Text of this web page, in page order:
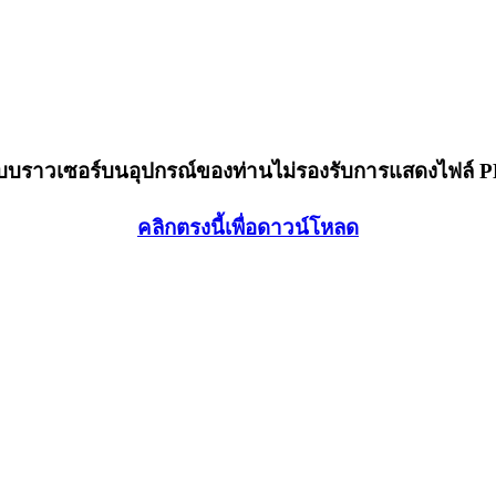
บราวเซอร์บนอุปกรณ์ของท่านไม่รองรับการแสดงไฟล์
คลิกตรงนี้เพื่อดาวน์โหลด